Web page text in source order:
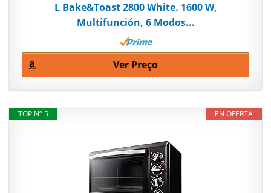
L Bake&Toast 2800 White. 1600 W,
Multifunción, 6 Modos...
Ver Preço
EN OFERTA
TOP Nº 5